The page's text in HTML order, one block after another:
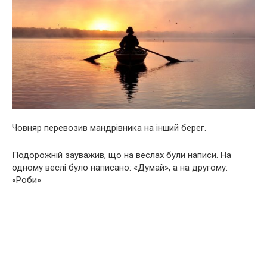
Човняр перевозив мандрівника на інший берег.
Подорожній зауважив, що на веслах були написи. На
одному веслі було написано: «Думай», а на другому:
«Роби»